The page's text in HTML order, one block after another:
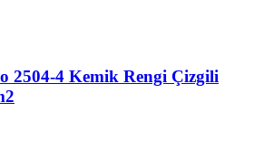
2504-4 Kemik Rengi Çizgili